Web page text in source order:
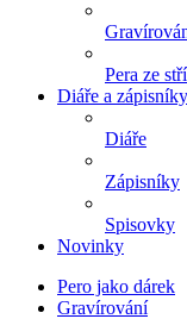
Pera ze
Diáře a zápisníky
Diáře
Zápisníky
Spisovky
Novinky
Pero jako dárek
Gravírování